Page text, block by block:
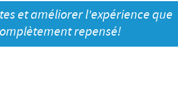
Japan
Korea
et améliorer l'expérience que
repensé!